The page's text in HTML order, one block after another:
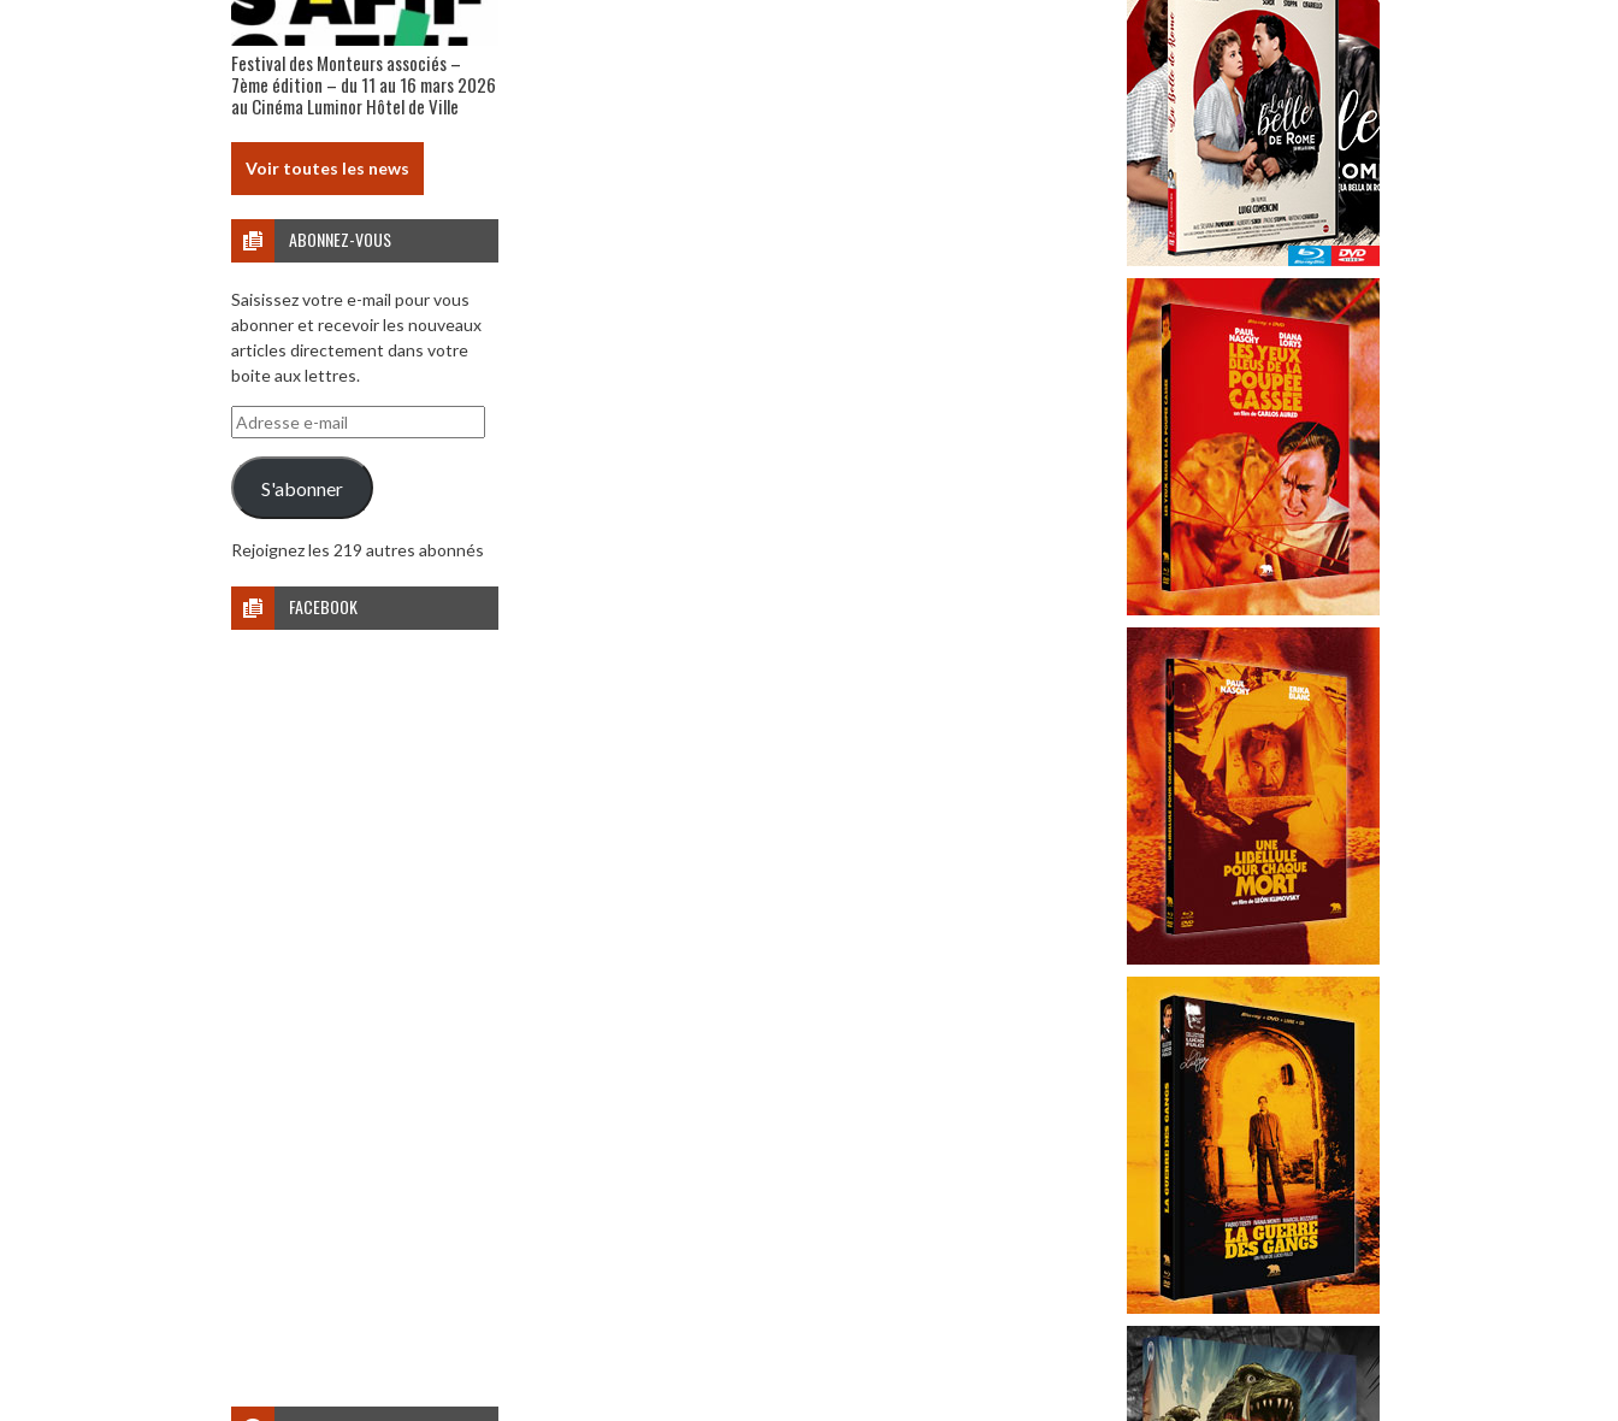
Festival des Monteurs associés –
7ème édition – du 11 au 16 mars 2026
au Cinéma Luminor Hôtel de Ville
Voir toutes les news
ABONNEZ-VOUS
Saisissez votre e-mail pour vous
abonner et recevoir les nouveaux
articles directement dans votre
boite aux lettres.
Adresse
e-
mail
S'abonner
Rejoignez les 219 autres abonnés
FACEBOOK